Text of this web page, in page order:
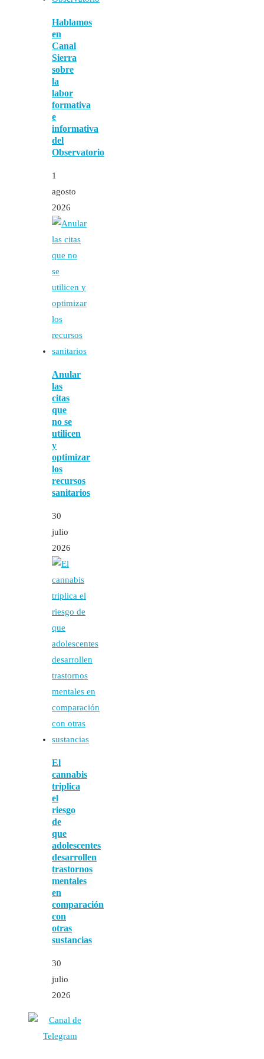
Hablamos
en
Canal
Sierra
sobre
la
labor
formativa
e
informativa
del
Observatorio
1
agosto
2026
Anular
las
citas
que
no se
utilicen
y
optimizar
los
recursos
sanitarios
30
julio
2026
El
cannabis
triplica
el
riesgo
de
que
adolescentes
desarrollen
trastornos
mentales
en
comparación
con
otras
sustancias
30
julio
2026